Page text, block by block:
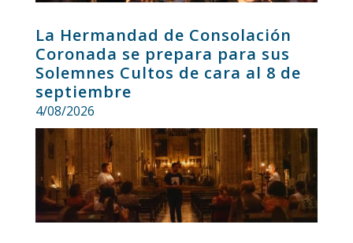
La Hermandad de Consolación
Coronada se prepara para sus
Solemnes Cultos de cara al 8 de
septiembre
4/08/2026